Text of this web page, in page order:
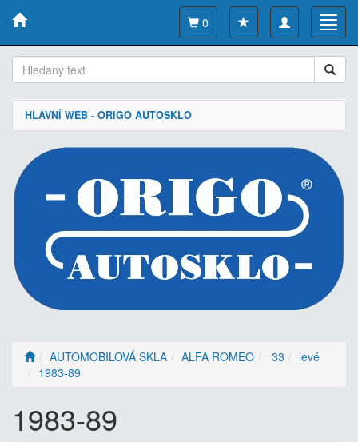
Toggle
navigation
0
HLAVNÍ WEB - ORIGO AUTOSKLO
AUTOMOBILOVÁ SKLA ALFA ROMEO 33
levé
1983-89
1983-89